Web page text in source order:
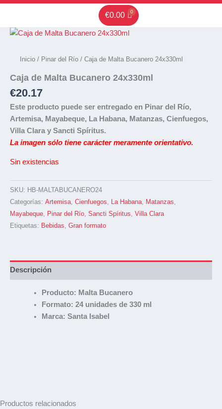
Ir
contenido
€0.00
Inicio / Pinar del Río / Caja de Malta Bucanero 24x330ml
Caja de Malta Bucanero 24x330ml
€20.17
Este producto puede ser entregado en Pinar del Río,
Artemisa, Mayabeque, La Habana, Matanzas, Cienfuegos,
Villa Clara y Sancti Spíritus.
La imagen sólo tiene carácter meramente orientativo.
Sin existencias
SKU: HB-MALTABUCANERO24
Categorías: Artemisa Cienfuegos La Habana Matanzas
Mayabeque
Pinar del Río Sancti Spíritus Villa Clara
Etiquetas: Bebidas Gran formato
Descripción
Producto: Malta Bucanero
Formato: 24 unidades de 330 ml
Marca: Santa Isabel
Productos relacionados